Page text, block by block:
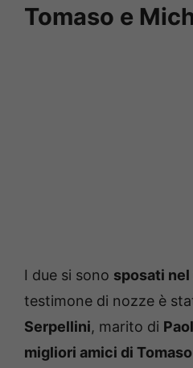
Tomaso e
I due si sono sposati nel
testimone di nozze è
Serpellini, marito di
migliori amici di Tomaso